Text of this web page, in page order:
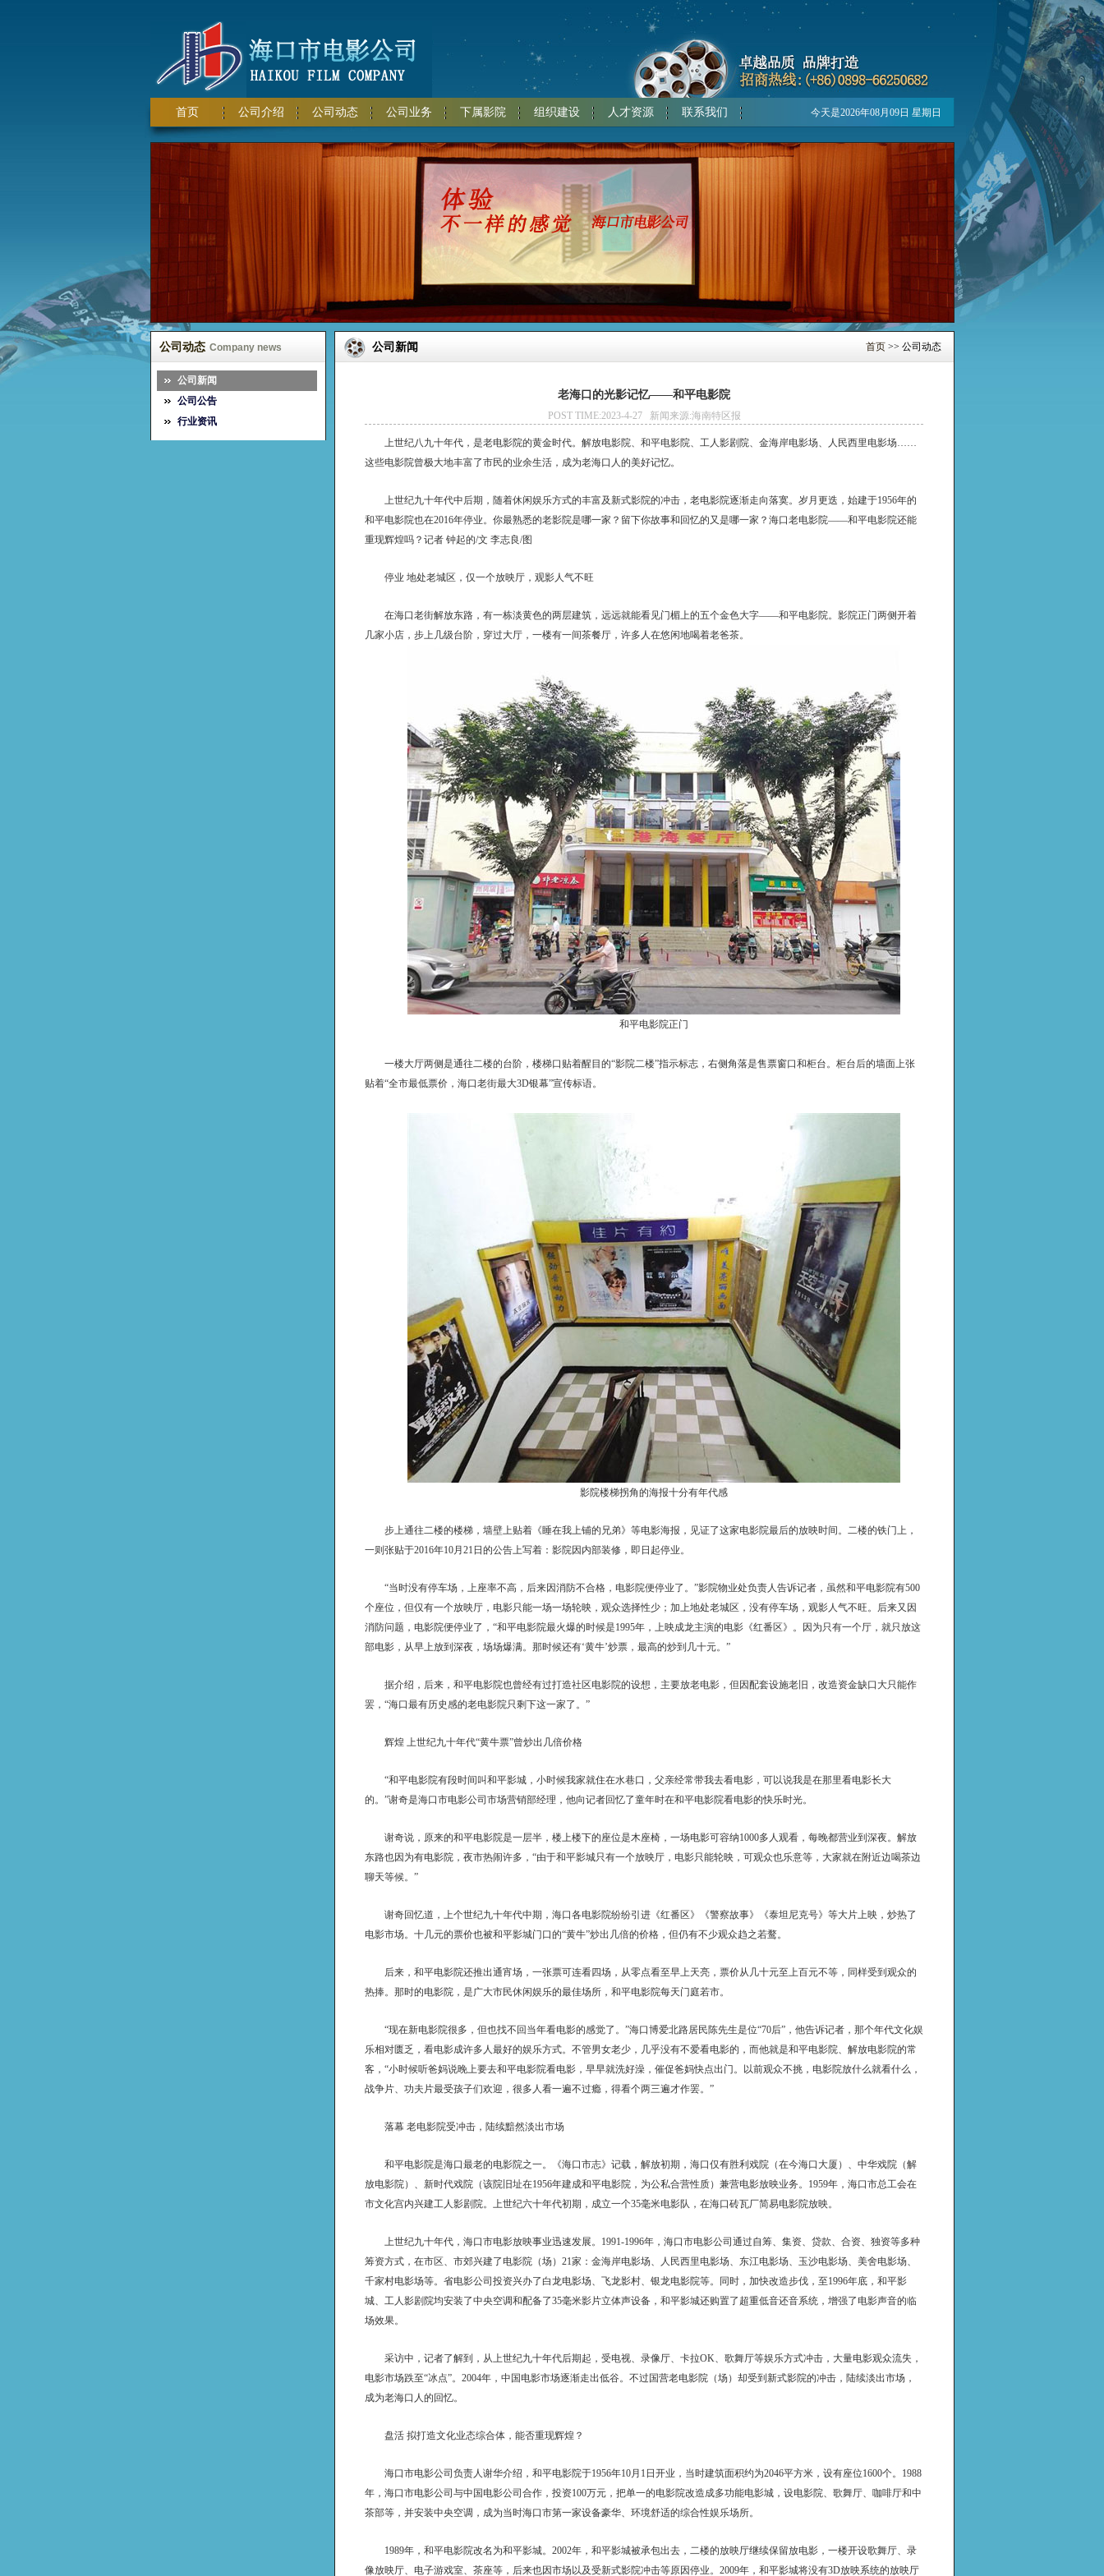
首页 公司介绍 公司动态 公司业务 下属影院 组织建设 人才资源 联系我们 今天是2026年08月09日 星期日
公司动态 Company news
公司新闻
公司公告
行业资讯
首页>> 公司动态
公司新闻
老海口的光影记忆——和平电影院
POST TIME:2023-4-27 新闻来源:海南特区报
上世纪八九十年代，是老电影院的黄金时代。解放电影院、和平电影院、工人影剧院、金海岸电影场、人民西里电影场……
这些电影院曾极大地丰富了市民的业余生活，成为老海口人的美好记忆。
上世纪九十年代中后期，随着休闲娱乐方式的丰富及新式影院的冲击，老电影院逐渐走向落寞。岁月更迭，始建于1956年的
和平电影院也在2016年停业。你最熟悉的老影院是哪一家？留下你故事和回忆的又是哪一家？海口老电影院——和平电影院还能
重现辉煌吗？记者 钟起的/文 李志良/图
停业 地处老城区，仅一个放映厅，观影人气不旺
在海口老街解放东路，有一栋淡黄色的两层建筑，远远就能看见门楣上的五个金色大字——和平电影院。影院正门两侧开着
几家小店，步上几级台阶，穿过大厅，一楼有一间茶餐厅，许多人在悠闲地喝着老爸茶。
和平电影院正门
一楼大厅两侧是通往二楼的台阶，楼梯口贴着醒目的“影院二楼”指示标志，右侧角落是售票窗口和柜台。柜台后的墙面上张
贴着“全市最低票价，海口老街最大3D银幕”宣传标语。
影院楼梯拐角的海报十分有年代感
步上通往二楼的楼梯，墙壁上贴着《睡在我上铺的兄弟》等电影海报，见证了这家电影院最后的放映时间。二楼的铁门上，
一则张贴于2016年10月21日的公告上写着：影院因内部装修，即日起停业。
“当时没有停车场，上座率不高，后来因消防不合格，电影院便停业了。”影院物业处负责人告诉记者，虽然和平电影院有500
个座位，但仅有一个放映厅，电影只能一场一场轮映，观众选择性少；加上地处老城区，没有停车场，观影人气不旺。后来又因
消防问题，电影院便停业了，“和平电影院最火爆的时候是1995年，上映成龙主演的电影《红番区》。因为只有一个厅，就只放这
部电影，从早上放到深夜，场场爆满。那时候还有‘黄牛’炒票，最高的炒到几十元。”
据介绍，后来，和平电影院也曾经有过打造社区电影院的设想，主要放老电影，但因配套设施老旧，改造资金缺口大只能作
罢，“海口最有历史感的老电影院只剩下这一家了。”
辉煌 上世纪九十年代“黄牛票”曾炒出几倍价格
“和平电影院有段时间叫和平影城，小时候我家就住在水巷口，父亲经常带我去看电影，可以说我是在那里看电影长大
的。”谢奇是海口市电影公司市场营销部经理，他向记者回忆了童年时在和平电影院看电影的快乐时光。
谢奇说，原来的和平电影院是一层半，楼上楼下的座位是木座椅，一场电影可容纳1000多人观看，每晚都营业到深夜。解放
东路也因为有电影院，夜市热闹许多，“由于和平影城只有一个放映厅，电影只能轮映，可观众也乐意等，大家就在附近边喝茶边
聊天等候。”
谢奇回忆道，上个世纪九十年代中期，海口各电影院纷纷引进《红番区》《警察故事》《泰坦尼克号》等大片上映，炒热了
电影市场。十几元的票价也被和平影城门口的“黄牛”炒出几倍的价格，但仍有不少观众趋之若鹜。
后来，和平电影院还推出通宵场，一张票可连看四场，从零点看至早上天亮，票价从几十元至上百元不等，同样受到观众的
热捧。那时的电影院，是广大市民休闲娱乐的最佳场所，和平电影院每天门庭若市。
“现在新电影院很多，但也找不回当年看电影的感觉了。”海口博爱北路居民陈先生是位“70后”，他告诉记者，那个年代文化娱
乐相对匮乏，看电影成许多人最好的娱乐方式。不管男女老少，几乎没有不爱看电影的，而他就是和平电影院、解放电影院的常
客，“小时候听爸妈说晚上要去和平电影院看电影，早早就洗好澡，催促爸妈快点出门。以前观众不挑，电影院放什么就看什么，
战争片、功夫片最受孩子们欢迎，很多人看一遍不过瘾，得看个两三遍才作罢。”
落幕 老电影院受冲击，陆续黯然淡出市场
和平电影院是海口最老的电影院之一。《海口市志》记载，解放初期，海口仅有胜利戏院（在今海口大厦）、中华戏院（解
放电影院）、新时代戏院（该院旧址在1956年建成和平电影院，为公私合营性质）兼营电影放映业务。1959年，海口市总工会在
市文化宫内兴建工人影剧院。上世纪六十年代初期，成立一个35毫米电影队，在海口砖瓦厂简易电影院放映。
上世纪九十年代，海口市电影放映事业迅速发展。1991-1996年，海口市电影公司通过自筹、集资、贷款、合资、独资等多种
筹资方式，在市区、市郊兴建了电影院（场）21家：金海岸电影场、人民西里电影场、东江电影场、玉沙电影场、美舍电影场、
千家村电影场等。省电影公司投资兴办了白龙电影场、飞龙影村、银龙电影院等。同时，加快改造步伐，至1996年底，和平影
城、工人影剧院均安装了中央空调和配备了35毫米影片立体声设备，和平影城还购置了超重低音还音系统，增强了电影声音的临
场效果。
采访中，记者了解到，从上世纪九十年代后期起，受电视、录像厅、卡拉OK、歌舞厅等娱乐方式冲击，大量电影观众流失，
电影市场跌至“冰点”。2004年，中国电影市场逐渐走出低谷。不过国营老电影院（场）却受到新式影院的冲击，陆续淡出市场，
成为老海口人的回忆。
盘活 拟打造文化业态综合体，能否重现辉煌？
海口市电影公司负责人谢华介绍，和平电影院于1956年10月1日开业，当时建筑面积约为2046平方米，设有座位1600个。1988
年，海口市电影公司与中国电影公司合作，投资100万元，把单一的电影院改造成多功能电影城，设电影院、歌舞厅、咖啡厅和中
茶部等，并安装中央空调，成为当时海口市第一家设备豪华、环境舒适的综合性娱乐场所。
1989年，和平电影院改名为和平影城。2002年，和平影城被承包出去，二楼的放映厅继续保留放电影，一楼开设歌舞厅、录
像放映厅、电子游戏室、茶座等，后来也因市场以及受新式影院冲击等原因停业。2009年，和平影城将没有3D放映系统的放映厅